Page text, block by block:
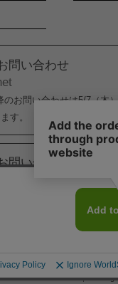
問い合わせ
お問い合わせは5/7（木
す。
問い合わせ
5/6（水）までの間はお電
させていただきます。
2026 channel H co.,ltd. all